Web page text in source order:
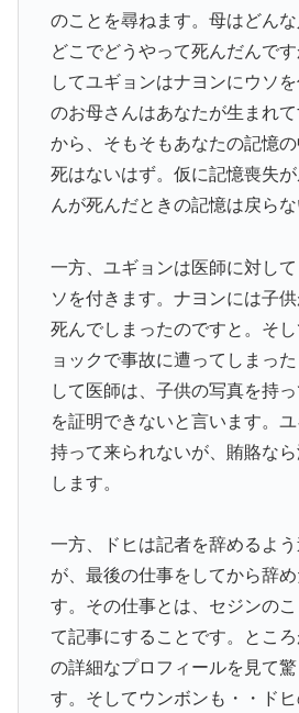
のことを尋ねます。母はどん
どこでどうやって死んだんで
してユギョンはナヨンにウソ
のお母さんはあなたが生まれ
から、そもそもあなたの記憶
死はないはず。仮に記憶喪失
んが死んだときの記憶は戻らな
一方、ユギョンは医師に対し
ソを付きます。ナヨンには子供
死んでしまったのですと。そ
ョックで事故に遭ってしまっ
して医師は、子供の写真を持
を証明できないと言います。
持って来られないが、賄賂な
します。
一方、ドヒは記者を辞めるよ
が、最後の仕事をしてから辞
す。その仕事とは、セジンの
て記事にすることです。とこ
の詳細なプロフィールを見て
す。そしてウンボンも・・ド